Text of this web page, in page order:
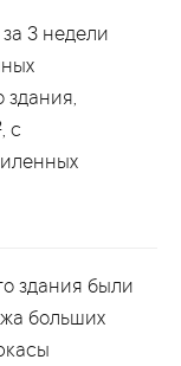
3 недели
с
здания были
больших